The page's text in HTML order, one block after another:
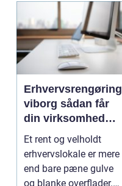
Erhvervsrengøring
viborg sådan får
din virksomhed
mere tid og bedre
arbejdsmiljø
Et rent og velholdt
erhvervslokale er mere
end bare pæne gulve
og blanke overflader.